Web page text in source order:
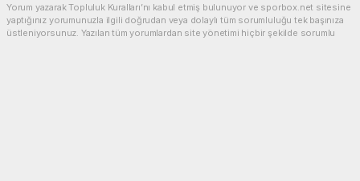
Yorum yazarak Topluluk Kuralları’nı kabul etmiş bulunuyor ve sporbox.net sitesine
yaptığınız yorumunuzla ilgili doğrudan veya dolaylı tüm sorumluluğu tek başınıza
üstleniyorsunuz. Yazılan tüm yorumlardan site yönetimi hiçbir şekilde sorumlu